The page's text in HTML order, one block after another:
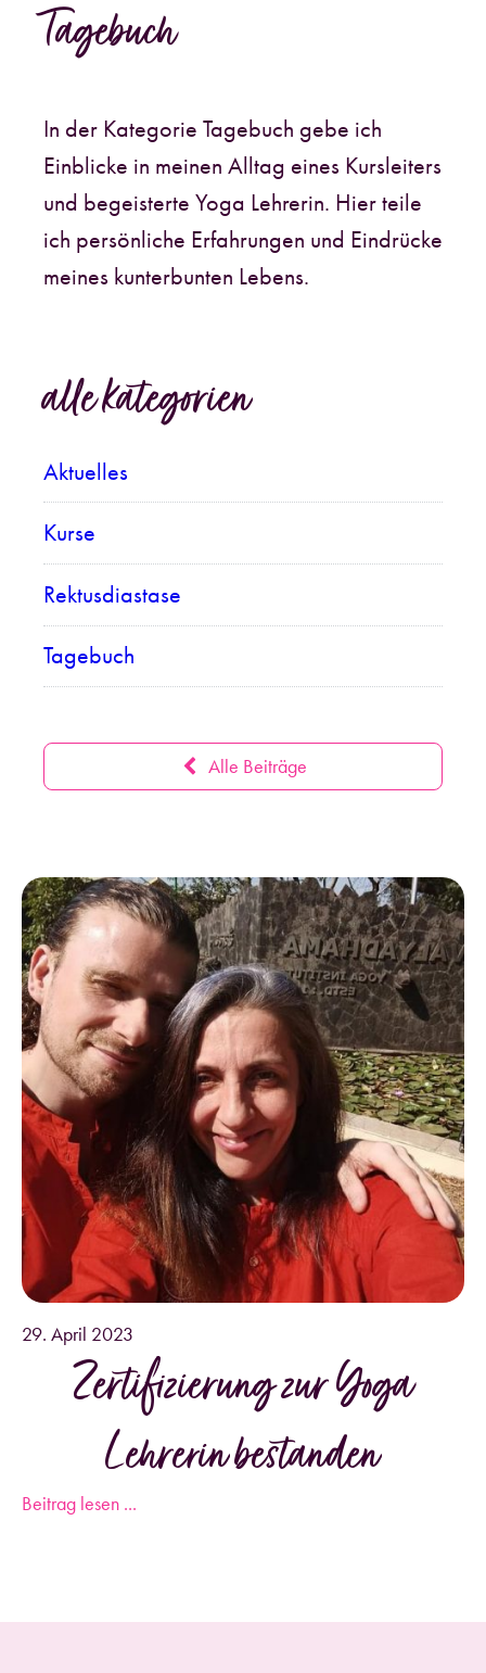
Tagebuch
In der Kategorie Tagebuch gebe ich
Einblicke in meinen Alltag eines Kursleiters
und begeisterte Yoga Lehrerin. Hier teile
ich persönliche Erfahrungen und Eindrücke
meines kunterbunten Lebens.
alle kategorien
Aktuelles
Kurse
Rektusdiastase
Tagebuch
Alle Beiträge
29. April 2023
Zertifizierung zur Yoga
Lehrerin bestanden
Beitrag lesen ...